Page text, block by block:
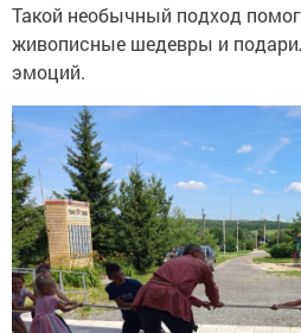
Такой необычный подход
живописные шедевры и
эмоций.